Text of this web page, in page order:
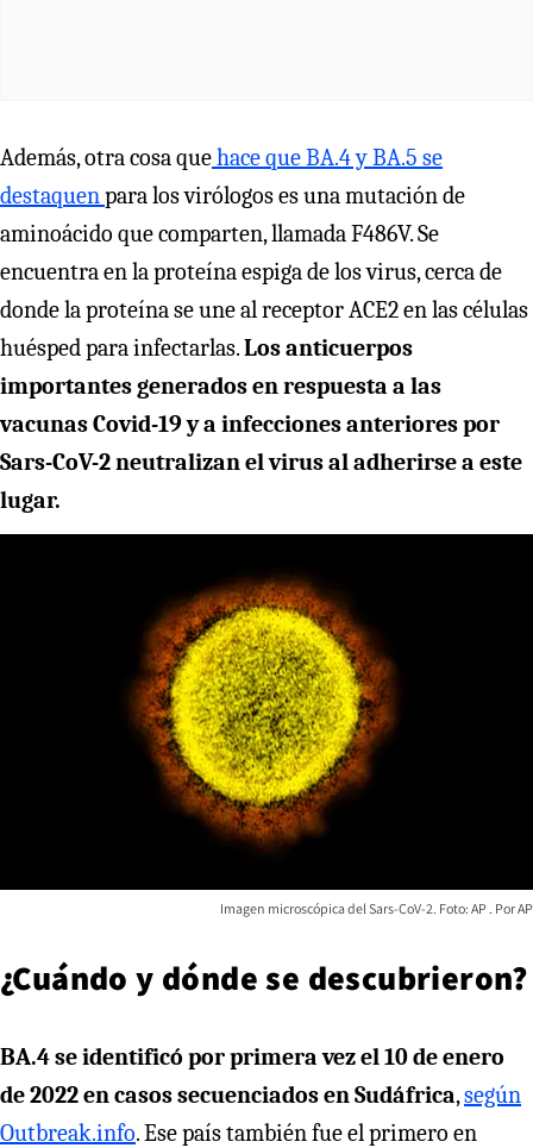
Además, otra cosa quehace que BA.4 y BA.5 se
destaquenpara los virólogos es una mutación de
aminoácido que comparten, llamada F486V. Se
encuentra en la proteína espiga de los virus, cerca de
donde la proteína se une al receptor ACE2 en las células
huésped para infectarlas.Los anticuerpos
importantes generados en respuesta a las
vacunas Covid-19 y a infecciones anteriores por
Sars-CoV-2 neutralizan el virus al adherirse a este
lugar.
Imagen microscópica del Sars-CoV-2. Foto: AP AP
¿Cuándo y dónde se descubrieron?
BA.4 se identificó por primera vez el 10 de enero
de 2022 en casos secuenciados en Sudáfrica,según
Outbreak.info. Ese país también fue el primero en